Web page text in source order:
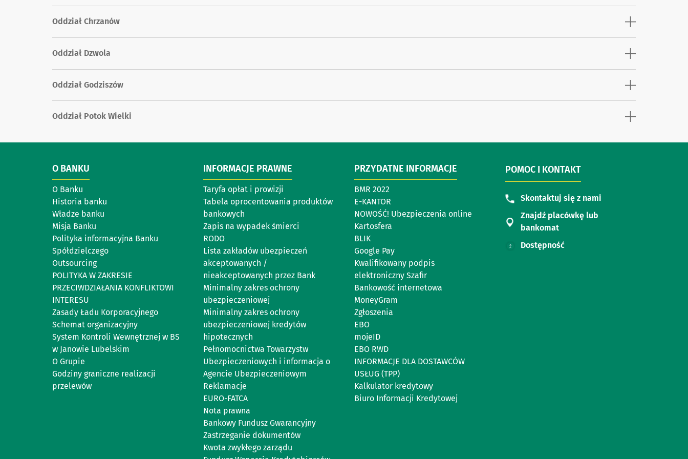
Oddział Chrzanów
Oddział Dzwola
Oddział Godziszów
Oddział Potok Wielki
O BANKU
O Banku
Historia banku
Władze banku
Misja Banku
Polityka informacyjna Banku
Spółdzielczego
Outsourcing
POLITYKA W ZAKRESIE
PRZECIWDZIAŁANIA KONFLIKTOWI
INTERESU
Zasady Ładu Korporacyjnego
Schemat organizacyjny
System Kontroli Wewnętrznej w BS
w Janowie Lubelskim
O Grupie
Godziny graniczne realizacji
przelewów
INFORMACJE PRAWNE
Taryfa opłat i prowizji
Tabela oprocentowania produktów
bankowych
Zapis na wypadek śmierci
RODO
Lista zakładów ubezpieczeń
akceptowanych /
nieakceptowanych przez Bank
Minimalny zakres ochrony
ubezpieczeniowej
Minimalny zakres ochrony
ubezpieczeniowej kredytów
hipotecznych
Pełnomocnictwa Towarzystw
Ubezpieczeniowych i informacja o
Agencie Ubezpieczeniowym
Reklamacje
EURO-FATCA
Nota prawna
Bankowy Fundusz Gwarancyjny
Zastrzeganie dokumentów
Kwota zwykłego zarządu
PRZYDATNE INFORMACJE
BMR 2022
E-KANTOR
NOWOŚĆ! Ubezpieczenia online
Kartosfera
BLIK
Google Pay
Kwalifikowany podpis
elektroniczny Szafir
Bankowość internetowa
MoneyGram
Zgłoszenia
EBO
mojeID
EBO RWD
INFORMACJE DLA DOSTAWCÓW
USŁUG (TPP)
Kalkulator kredytowy
Biuro Informacji Kredytowej
POMOC I KONTAKT
Skontaktuj się z nami
Znajdź placówkę lub
bankomat
Dostępność